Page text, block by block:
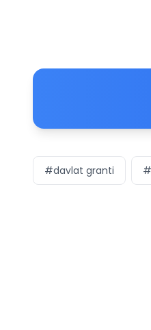
#davlat granti